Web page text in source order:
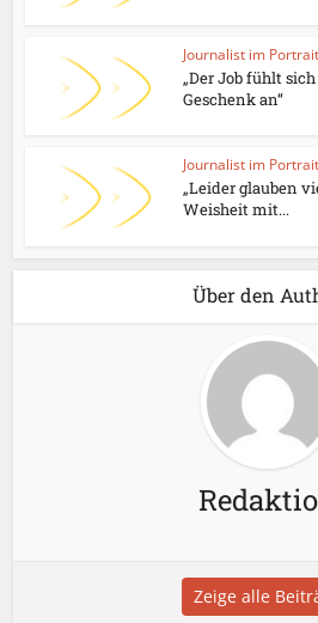
Journalist im Portrait
„Der Job fühlt
Geschenk an“
Journalist im Portrait
„Leider glauben
Weisheit mit...
Über den
Zeige alle